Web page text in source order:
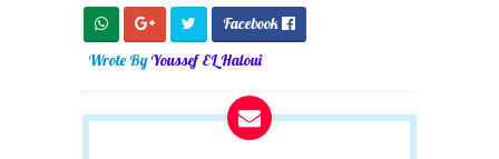

Wrote ByYoussef EL Haloui